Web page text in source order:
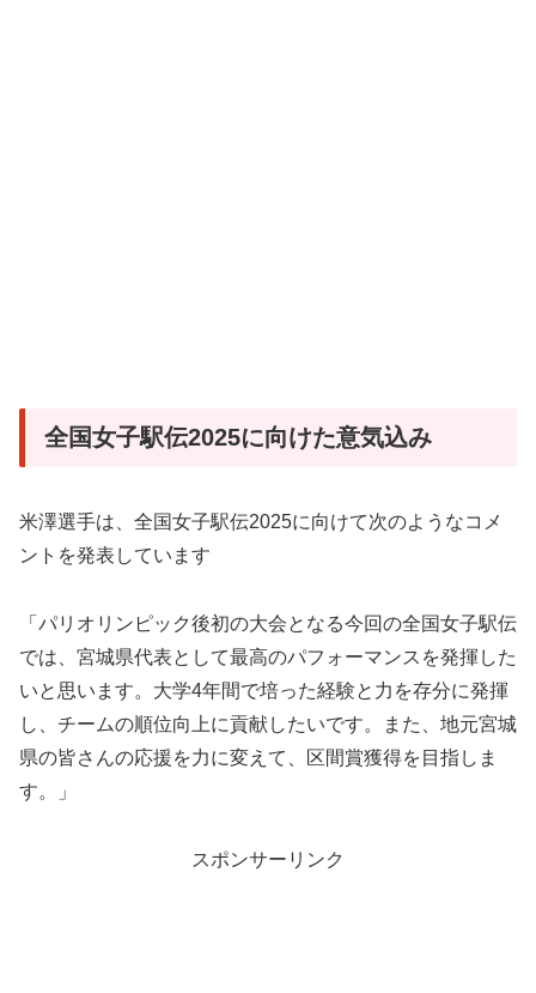
全国女子駅伝2025に向けた意気込み
米澤選手は、全国女子駅伝2025に向けて次のようなコメ
ントを発表しています
「パリオリンピック後初の大会となる今回の全国女子駅伝
では、宮城県代表として最高のパフォーマンスを発揮した
いと思います。大学4年間で培った経験と力を存分に発揮
し、チームの順位向上に貢献したいです。また、地元宮城
県の皆さんの応援を力に変えて、区間賞獲得を目指しま
す。」
スポンサーリンク